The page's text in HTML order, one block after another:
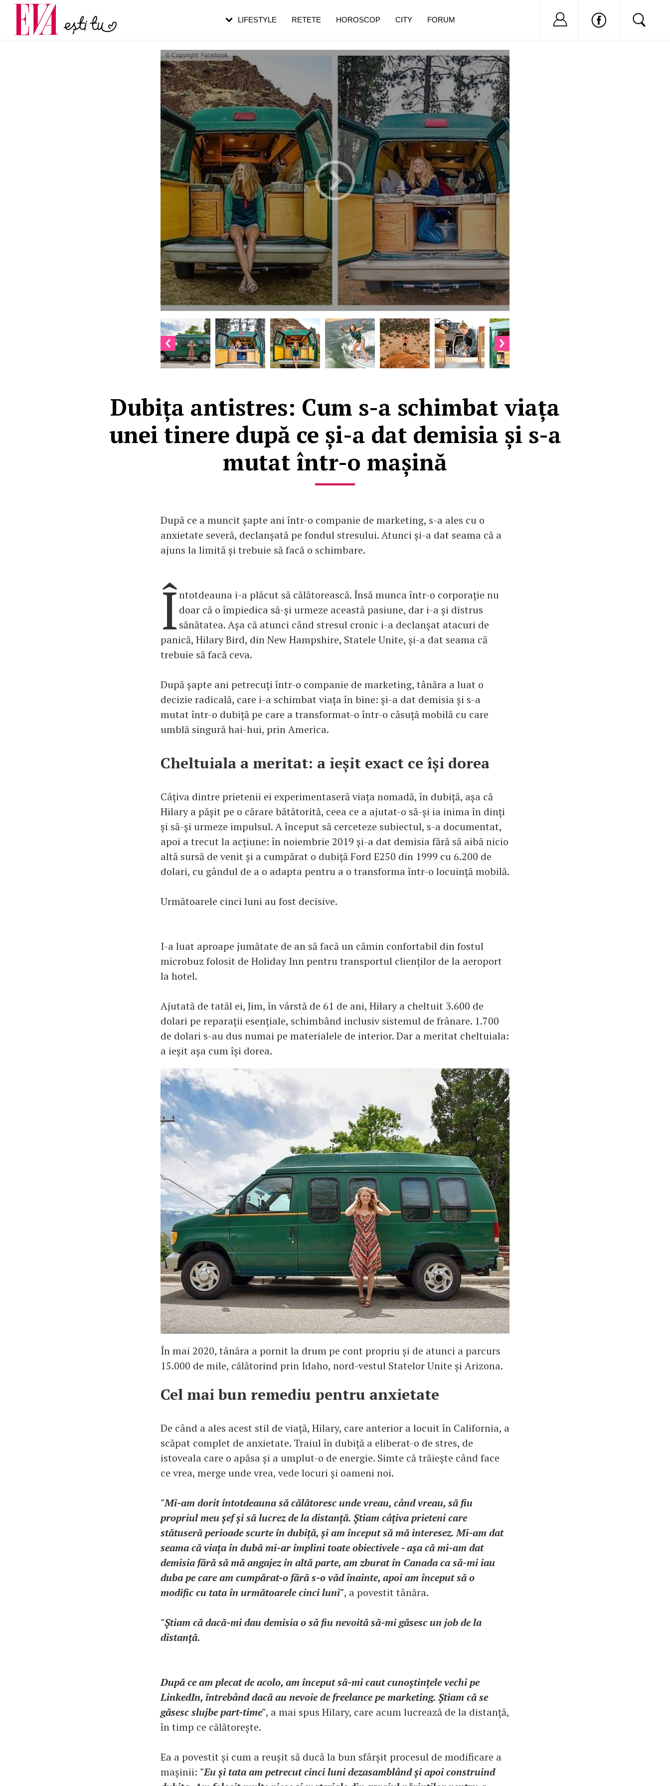
© Copyright: Facebook
Dubița antistres: Cum s-a schimbat viața
unei tinere după ce și-a dat demisia și s-a
mutat într-o mașină
După ce a muncit șapte ani într-o companie de marketing, s-a ales cu o
anxietate severă, declanșată pe fondul stresului. Atunci și-a dat seama că a
ajuns la limită și trebuie să facă o schimbare.
Întotdeauna i-a plăcut să călătorească. Însă munca într-o corporație nu
doar că o împiedica să-și urmeze această pasiune, dar i-a și distrus
sănătatea. Așa că atunci când stresul cronic i-a declanșat atacuri de
panică, Hilary Bird, din New Hampshire, Statele Unite, și-a dat seama că
trebuie să facă ceva.
După șapte ani petrecuți într-o companie de marketing, tânăra a luat o
decizie radicală, care i-a schimbat viața în bine: și-a dat demisia și s-a
mutat într-o dubiță pe care a transformat-o într-o căsuță mobilă cu care
umblă singură hai-hui, prin America.
Cheltuiala a meritat: a ieșit exact ce își dorea
Câțiva dintre prietenii ei experimentaseră viața nomadă, în dubiță, așa că
Hilary a pășit pe o cărare bătătorită, ceea ce a ajutat-o să-și ia inima în dinți
și să-și urmeze impulsul. A început să cerceteze subiectul, s-a documentat,
apoi a trecut la acțiune: în noiembrie 2019 și-a dat demisia fără să aibă nicio
altă sursă de venit și a cumpărat o dubiță Ford E250 din 1999 cu 6.200 de
dolari, cu gândul de a o adapta pentru a o transforma într-o locuință mobilă.
Următoarele cinci luni au fost decisive.
I-a luat aproape jumătate de an să facă un cămin confortabil din fostul
microbuz folosit de Holiday Inn pentru transportul clienților de la aeroport
la hotel.
Ajutată de tatăl ei, Jim, în vârstă de 61 de ani, Hilary a cheltuit 3.600 de
dolari pe reparații esențiale, schimbând inclusiv sistemul de frânare. 1.700
de dolari s-au dus numai pe materialele de interior. Dar a meritat cheltuiala:
a ieșit așa cum își dorea.
În mai 2020, tânăra a pornit la drum pe cont propriu și de atunci a parcurs
15.000 de mile, călătorind prin Idaho, nord-vestul Statelor Unite și Arizona.
Cel mai bun remediu pentru anxietate
De când a ales acest stil de viață, Hilary, care anterior a locuit în California, a
scăpat complet de anxietate. Traiul în dubiță a eliberat-o de stres, de
istoveala care o apăsa și a umplut-o de energie. Simte că trăiește când face
ce vrea, merge unde vrea, vede locuri și oameni noi.
"Mi-am dorit întotdeauna să călătoresc unde vreau, când vreau, să fiu
propriul meu șef și să lucrez de la distanță. Știam câțiva prieteni care
stătuseră perioade scurte în dubiță, și am început să mă interesez. Mi-am dat
seama că viața în dubă mi-ar împlini toate obiectivele - așa că mi-am dat
demisia fără să mă angajez în altă parte, am zburat în Canada ca să-mi iau
duba pe care am cumpărat-o fără s-o văd înainte, apoi am început să o
modific cu tata în următoarele cinci luni", a povestit tânăra.
"Știam că dacă-mi dau demisia o să fiu nevoită să-mi găsesc un job de la
distanță.
După ce am plecat de acolo, am început să-mi caut cunoștințele vechi pe
LinkedIn, întrebând dacă au nevoie de freelance pe marketing. Știam că se
găsesc slujbe part-time", a mai spus Hilary, care acum lucrează de la distanță,
în timp ce călătorește.
Ea a povestit și cum a reușit să ducă la bun sfârșit procesul de modificare a
mașinii: "Eu și tata am petrecut cinci luni dezasamblând și apoi construind
LIFESTYLE RETETE HOROSCOP CITY FORUM Nu ai cont?
Carieră
Actualitate
pe măsură ce înaintezi în vârstă